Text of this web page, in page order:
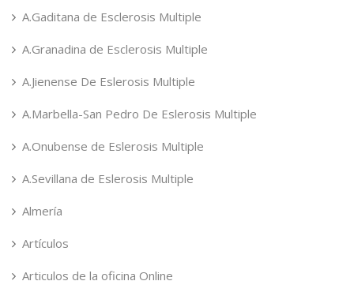
A.Gaditana de Esclerosis Multiple
A.Granadina de Esclerosis Multiple
A.Jienense De Eslerosis Multiple
A.Marbella-San Pedro De Eslerosis Multiple
A.Onubense de Eslerosis Multiple
A.Sevillana de Eslerosis Multiple
Almería
Artículos
Articulos de la oficina Online